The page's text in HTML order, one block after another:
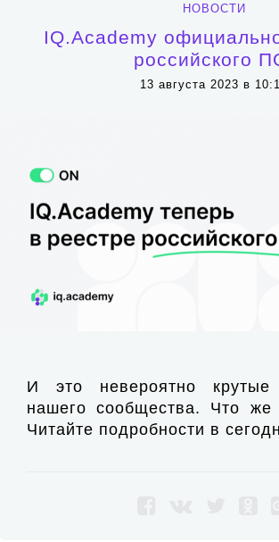
НОВОСТИ
IQ.Academy
российского
13 августа 2023 в
И это невероятно
нашего сообщества. Что же
Читайте подробности в